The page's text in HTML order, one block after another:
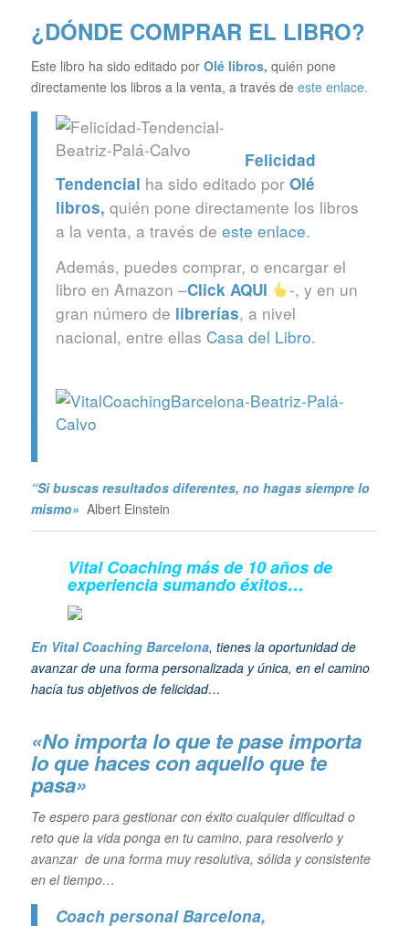
¿DÓNDE COMPRAR EL LIBRO?
Este libro ha sido editado por Olé libros, quién pone
directamente los libros a la venta, a través de este enlace.
Felicidad
Tendencial ha sido editado por Olé
libros, quién pone directamente los libros
a la venta, a través de este enlace.
Además, puedes comprar, o encargar el
libro en Amazon –Click AQUI
-, y en un
gran número de librerías, a nivel
nacional, entre ellas Casa del Libro.
“Si buscas resultados diferentes, no hagas siempre lo
mismo» Albert Einstein
Vital Coaching más de 10 años de
experiencia sumando éxitos…
En Vital Coaching Barcelona, tienes la oportunidad de
avanzar de una forma personalizada y única, en el camino
hacía tus objetivos de felicidad…
«No importa lo que te pase importa
lo que haces con aquello que te
pasa»
Te espero para gestionar con éxito cualquier dificultad o
reto que la vida ponga en tu camino, para resolverlo y
avanzar de una forma muy resolutiva, sólida y consistente
en el tiempo…
Coach personal Barcelona,